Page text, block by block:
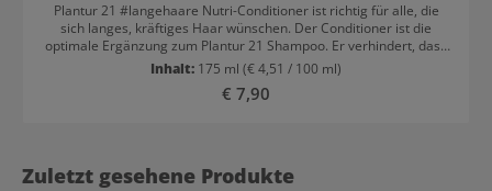
Plantur 21 #langehaare Nutri-Conditioner ist richtig für alle, die
sich langes, kräftiges Haar wünschen. Der Conditioner ist die
optimale Ergänzung zum Plantur 21 Shampoo. Er verhindert, dass
sich das mit dem Shampoo angereicherte Koffein auswäscht und
sorgt zudem für gepflegtes Haar. Der silikonfreie Conditioner ist
angereichert mit Mikronährstoffen und pflegendem Kaschmir für
haselnussgroße Portion im nassen Haar nach der Haarwäsche
verteilen Gut in Längen und Spitzen einmassieren 30 Sekunden
Inhalt: 175 ml (€ 4,51 / 100 ml)
Regulärer Preis:
€ 7,90
Zuletzt gesehene Produkte